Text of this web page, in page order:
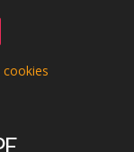
cookies